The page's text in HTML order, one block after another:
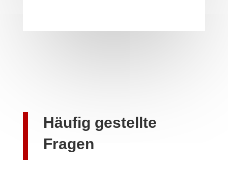
Häufig gestellte
Fragen